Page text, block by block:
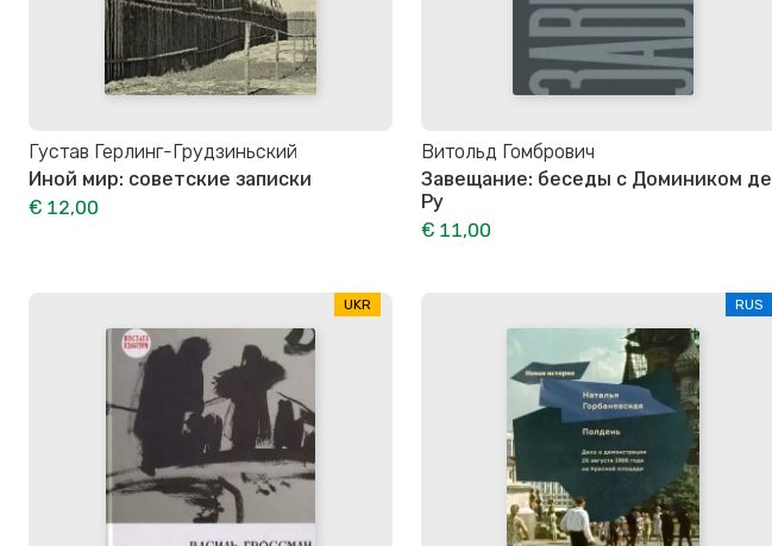
Густав Герлинг-Грудзиньский
Иной мир: советские записки
€ 12,00
Витольд Гомбрович
Завещание: беседы с Домиником де
Ру
€ 11,00
UKR RUS